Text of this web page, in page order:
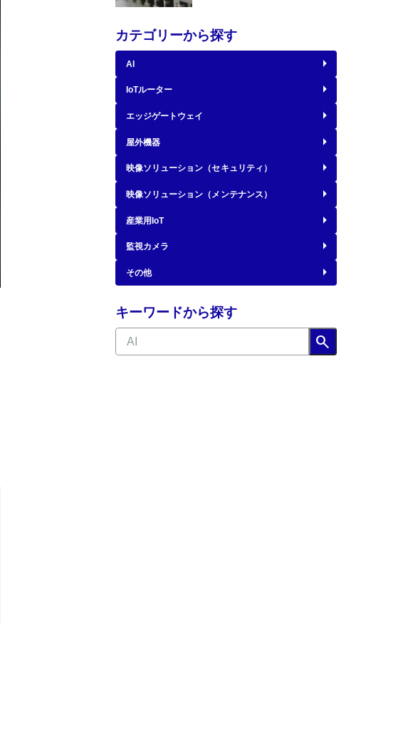
カテゴリーから探す
AI
IoTルーター
エッジゲートウェイ
屋外機器
映像ソリューション（セキュリティ）
映像ソリューション（メンテナンス）
産業用IoT
監視カメラ
その他
キーワードから探す
search